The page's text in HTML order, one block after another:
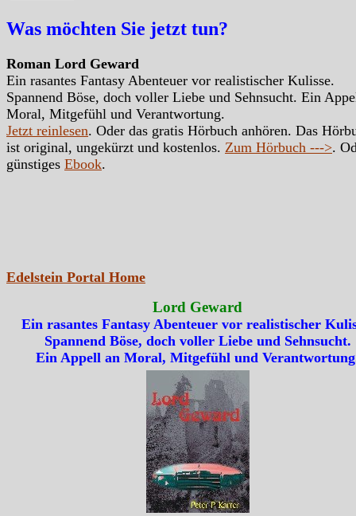
Was möchten Sie jetzt tun?
Roman Lord Geward
Ein rasantes Fantasy Abenteuer vor realistischer Kulisse.
Spannend Böse, doch voller Liebe und Sehnsucht. Ein
Moral, Mitgefühl und Verantwortung.
Jetzt reinlesen. Oder das gratis Hörbuch anhören. Das
ist original, ungekürzt und kostenlos. Zum Hörbuch --->.
günstiges Ebook.
Edelstein Portal Home
Lord Geward
Ein rasantes Fantasy Abenteuer vor realistischer
Spannend Böse, doch voller Liebe und Sehnsucht.
Ein Appell an Moral, Mitgefühl und